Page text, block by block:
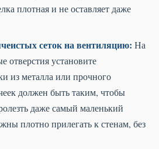
плотная и не оставляет даже
сеток на вентиляцию: На
отверстия установите
из металла или прочного
должен быть таким, чтобы
даже самый маленький
плотно прилегать к стенам, без